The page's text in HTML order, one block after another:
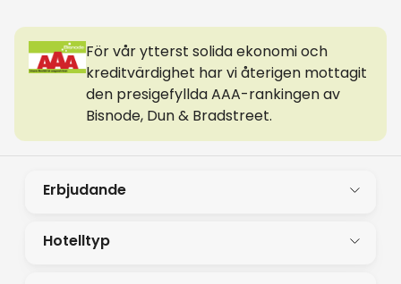
För vår ytterst solida ekonomi och
kreditvärdighet har vi återigen mottagit
den presigefyllda AAA-rankingen av
Bisnode, Dun & Bradstreet.
Erbjudande
Hotelltyp